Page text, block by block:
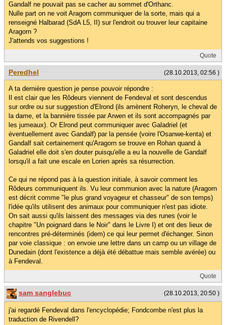
Gandalf ne pouvait pas se cacher au sommet d'Orthanc.
Nulle part on ne voit Aragorn communiquer de la sorte, mais qui a
renseigné Halbarad (SdA L5, II) sur l'endroit ou trouver leur capitaine
Aragorn ?
J'attends vos suggestions !
Quote
(28.10.2013, 02:56 )
Peredhel
A ta dernière question je pense pouvoir répondre :
Il est clair que les Rôdeurs viennent de Fendeval et sont descendus
sur ordre ou sur suggestion d'Elrond (ils amènent Roheryn, le cheval de
la dame, et la bannière tissée par Arwen et ils sont accompagnés par
les jumeaux). Or Elrond peut communiquer avec Galadriel (et
éventuellement avec Gandalf) par la pensée (voire l'Osanwe-kenta) et
Gandalf sait certainement qu'Aragorn se trouve en Rohan quand à
Galadriel elle doit s'en douter puisqu'elle a eu la nouvelle de Gandalf
lorsqu'il a fait une escale en Lorien après sa résurrection.
Ce qui ne répond pas à la question initiale, à savoir comment les
Rôdeurs communiquent ils. Vu leur communion avec la nature (Aragorn
est décrit comme "le plus grand voyageur et chasseur" de son temps)
l'idée qu'ils utilisent des animaux pour communiquer n'est pas idiote.
On sait aussi qu'ils laissent des messages via des runes (voir le
chapitre "Un poignard dans le Noir" dans le Livre I) et ont des lieux de
rencontres pré-déterminés (idem) ce qui leur permet d'échanger. Sinon
par voie classique : on envoie une lettre dans un camp ou un village de
Dunedain (dont l'existence a déjà été débattue mais semble avérée) ou
à Fendeval.
Quote
(28.10.2013, 20:50 )
sam sanglebuc
j'ai regardé Fendeval dans l'encyclopédie; Fondcombe n'est plus la
traduction de Rivendell?